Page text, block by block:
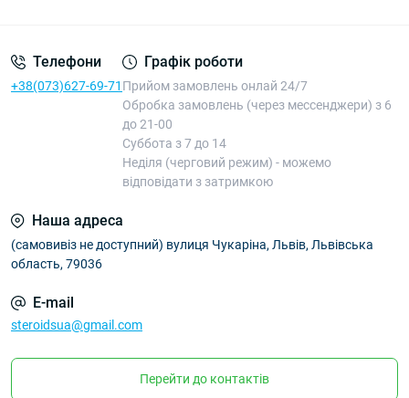
Телефони
+38(073)627-69-71
Графік роботи
Прийом замовлень онлай 24/7
Обробка замовлень (через мессенджери) з 6
до 21-00
Суббота з 7 до 14
Неділя (черговий режим) - можемо
відповідати з затримкою
Наша адреса
(самовивіз не доступний) вулиця Чукаріна, Львів, Львівська
область, 79036
E-mail
steroidsua@gmail.com
Перейти до контактів